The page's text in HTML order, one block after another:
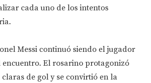
cada uno de los intentos
Messi continuó siendo el jugador
encuentro. El rosarino protagonizó
de gol y se convirtió en la